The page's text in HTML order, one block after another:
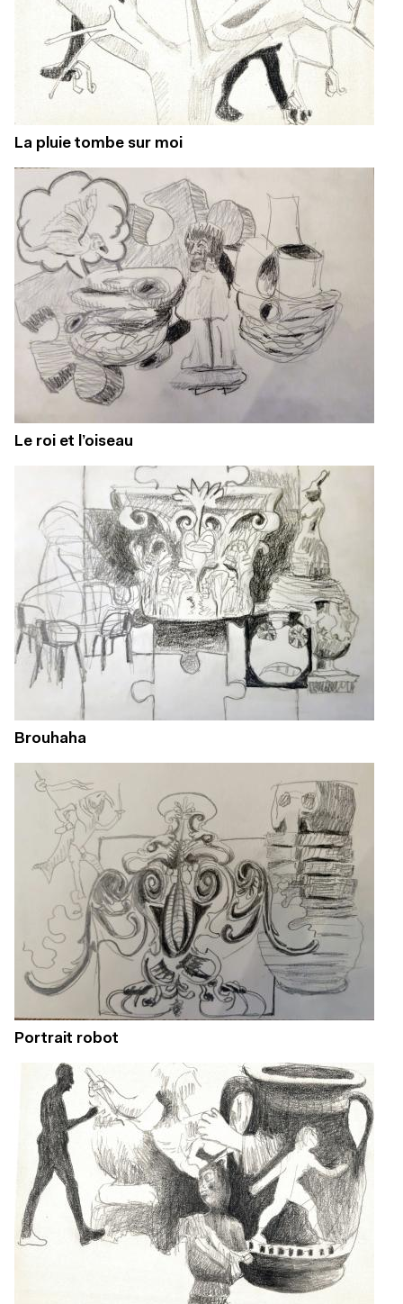
La pluie tombe sur moi
Le roi et l’oiseau
Brouhaha
Portrait robot